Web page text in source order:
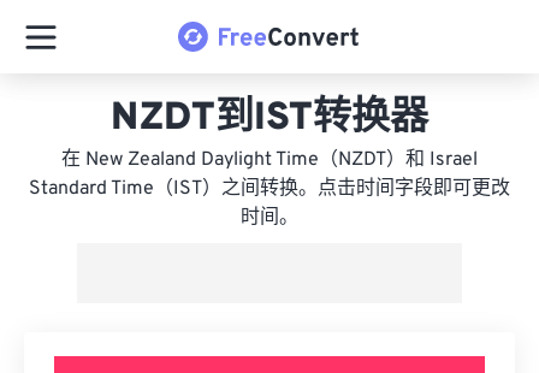
NZDT到IST转换器
在 New Zealand Daylight Time（NZDT）和 Israel
Standard Time（IST）之间转换。点击时间字段即可更改
时间。